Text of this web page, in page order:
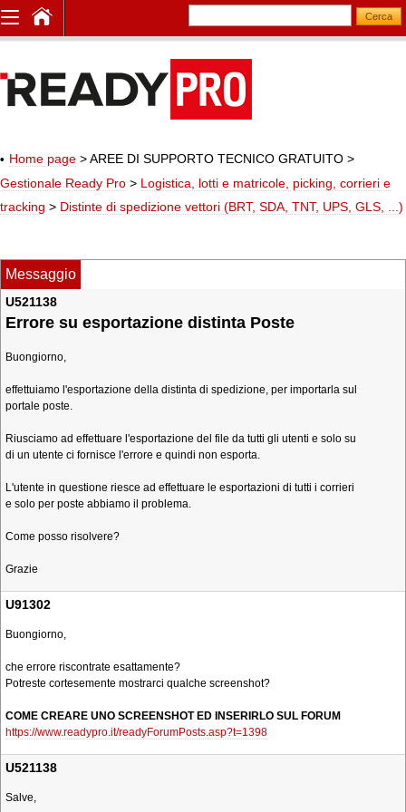
Home page > AREE DI SUPPORTO TECNICO GRATUITO >
Gestionale Ready Pro > Logistica, lotti e matricole, picking, corrieri e
tracking > Distinte di spedizione vettori (BRT, SDA, TNT, UPS, GLS, ...)
Messaggio
U521138
Errore su esportazione distinta Poste
Buongiorno,
effettuiamo l'esportazione della distinta di spedizione, per importarla sul
portale poste.
Riusciamo ad effettuare l'esportazione del file da tutti gli utenti e solo su
di un utente ci fornisce l'errore e quindi non esporta.
L'utente in questione riesce ad effettuare le esportazioni di tutti i corrieri
e solo per poste abbiamo il problema.
Come posso risolvere?
Grazie
U91302
Buongiorno,
che errore riscontrate esattamente?
Potreste cortesemente mostrarci qualche screenshot?
COME CREARE UNO SCREENSHOT ED INSERIRLO SUL FORUM
https://www.readypro.it/readyForumPosts.asp?t=1398
U521138
Salve,